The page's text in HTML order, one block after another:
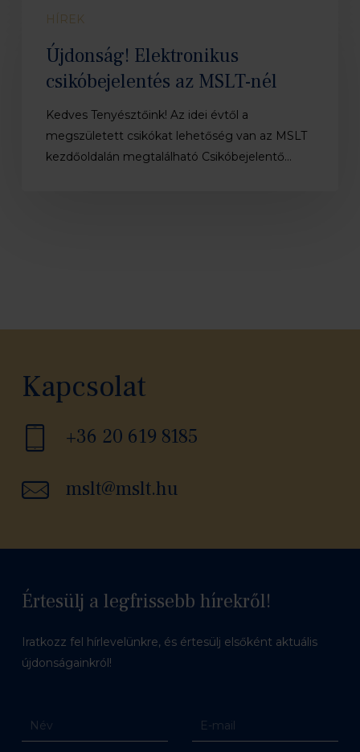
Elektronikus
csikóbejelentés
MSLT-
HÍREK
Újdonság! Elektronikus
csikóbejelentés az MSLT-nél
Kedves Tenyésztőink! Az idei évtől a
megszületett csikókat lehetőség van az MSLT
kezdőoldalán megtalálható Csikóbejelentő…
Kapcsolat
+36 20 619 8185
mslt@mslt.hu
Értesülj a legfrissebb hírekről!
Iratkozz fel hírlevelünkre, és értesülj elsőként aktuális
újdonságainkról!